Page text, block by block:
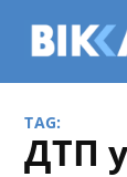
TAG:
ДТП